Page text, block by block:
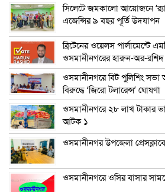
সিলেটে জমকালো আয়োজনে
এজেন্সির ৯ বছর পূর্তি উদযাপন
ব্রিটেনের ওয়েলস পার্লামেন্টে
ওসমানীনগরের হারুন-অর-রশিদ
ওসমানীনগরে বিট পুলিশিং সভা
বিরুদ্ধে ‘জিরো টলারেন্স’ ঘোষণা
ওসমানীনগরে ২৮ লাখ টাকার
আটক ১
ওসমানীনগর উপজেলা
ওসমানীনগরে ওসির বাসার